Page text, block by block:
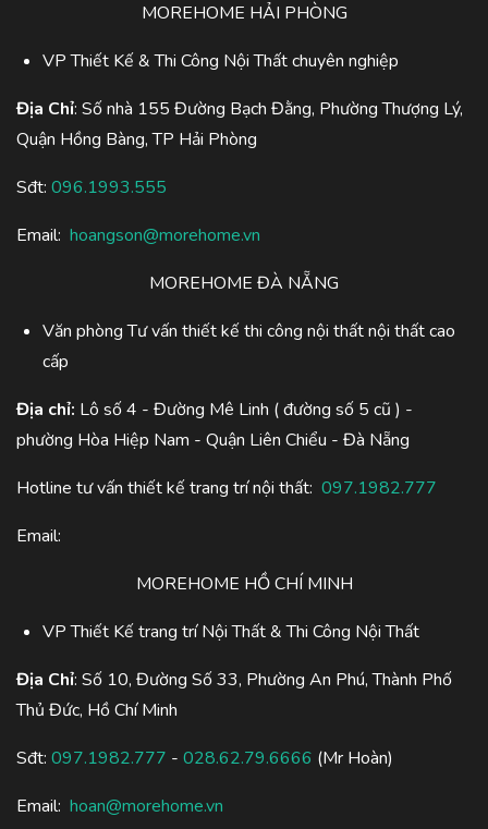
MOREHOME HẢI PHÒNG
VP Thiết Kế & Thi Công Nội Thất chuyên nghiệp
Địa Chỉ: Số nhà 155 Đường Bạch Đằng, Phường Thượng Lý,
Quận Hồng Bàng, TP Hải Phòng
Sđt: 096.1993.555
Email: hoangson@morehome.vn
MOREHOME ĐÀ NẴNG
Văn phòng Tư vấn thiết kế thi công nội thất nội thất cao
cấp
Địa chỉ: Lô số 4 - Đường Mê Linh ( đường số 5 cũ ) -
phường Hòa Hiệp Nam - Quận Liên Chiểu - Đà Nẵng
Hotline tư vấn thiết kế trang trí nội thất: 097.1982.777
Email:
MOREHOME HỒ CHÍ MINH
VP Thiết Kế trang trí Nội Thất & Thi Công Nội Thất
Địa Chỉ: Số 10, Đường Số 33, Phường An Phú, Thành Phố
Thủ Đức, Hồ Chí Minh
Sđt: 097.1982.777 - 028.62.79.6666 (Mr Hoàn)
Email: hoan@morehome.vn